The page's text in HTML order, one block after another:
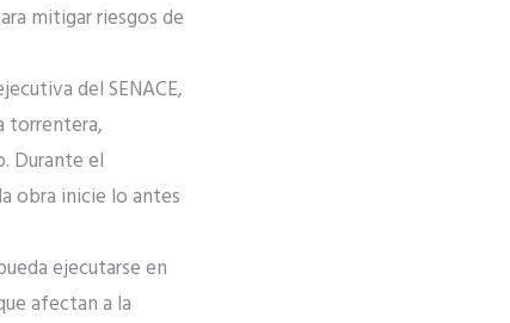
mitigar riesgos de
del SENACE,
torrentera,
Durante el
obra inicie lo antes
ejecutarse en
afectan a la